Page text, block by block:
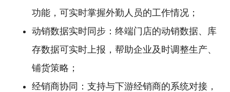
功能，可实时掌握外勤人员的工作情况；
动销数据实时同步：终端门店的动销数据、库
存数据可实时上报，帮助企业及时调整生产、
铺货策略；
经销商协同：支持与下游经销商的系统对接，